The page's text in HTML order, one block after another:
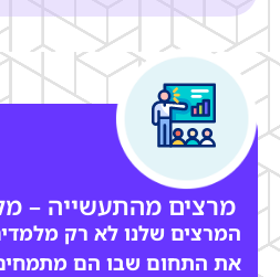
מרצים מהתעשייה –
המרצים שלנו לא רק
את התחום שבו הם